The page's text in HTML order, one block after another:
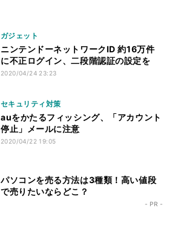
ガジェット
ニンテンドーネットワークID 約16万件
に不正ログイン、二段階認証の設定を
2020/04/24 23:23
セキュリティ対策
auをかたるフィッシング、「アカウント
停止」メールに注意
2020/04/22 19:05
パソコンを売る方法は3種類！高い値段
で売りたいならどこ？
- PR -